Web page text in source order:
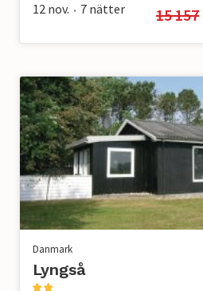
12 nov. • 7 nätter 15 157
Danmark
Lyngså